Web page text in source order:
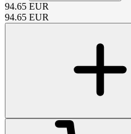
94.65 EUR
94.65 EUR